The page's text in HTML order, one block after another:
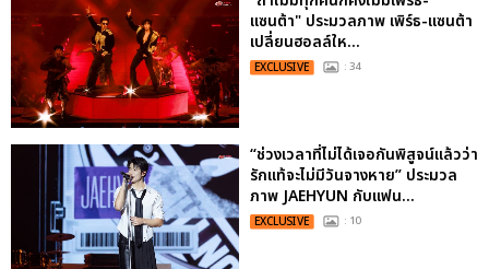
แซนต้า" ประมวลภาพ เพิร์ธ-แซนต้า
เปลี่ยนฮอลล์ให...
EXCLUSIVE : 34
“ช่วงเวลาที่ไม่ได้เจอกันพิสูจน์แล้วว่า
รักแท้จะไม่มีวันจางหาย” ประมวล
ภาพ JAEHYUN กับแฟน...
EXCLUSIVE : 10